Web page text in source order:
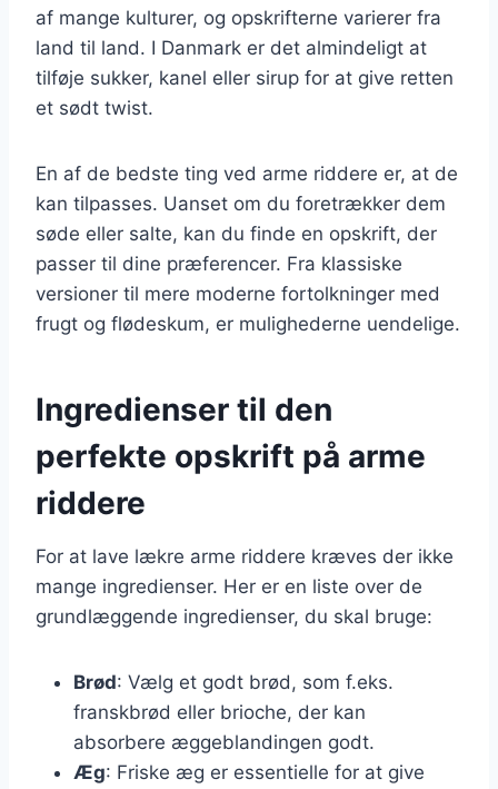
af mange kulturer, og opskrifterne varierer fra
land til land. I Danmark er det almindeligt at
tilføje sukker, kanel eller sirup for at give retten
et sødt twist.
En af de bedste ting ved arme riddere er, at de
kan tilpasses. Uanset om du foretrækker dem
søde eller salte, kan du finde en opskrift, der
passer til dine præferencer. Fra klassiske
versioner til mere moderne fortolkninger med
frugt og flødeskum, er mulighederne uendelige.
Ingredienser til den
perfekte opskrift på arme
riddere
For at lave lækre arme riddere kræves der ikke
mange ingredienser. Her er en liste over de
grundlæggende ingredienser, du skal bruge:
Brød: Vælg et godt brød, som f.eks.
franskbrød eller brioche, der kan
absorbere æggeblandingen godt.
Æg: Friske æg er essentielle for at give